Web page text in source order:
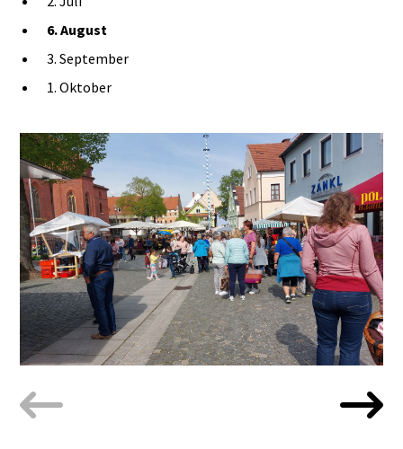
6. August
3. September
1. Oktober